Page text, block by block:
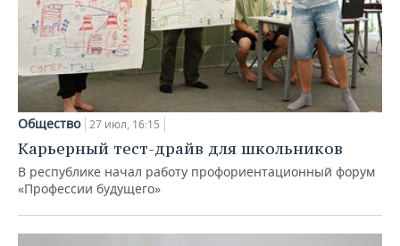
Общество 27 июл, 16:15
Карьерный тест-драйв для школьников
В республике начал работу профориентационный форум
«Профессии будущего»